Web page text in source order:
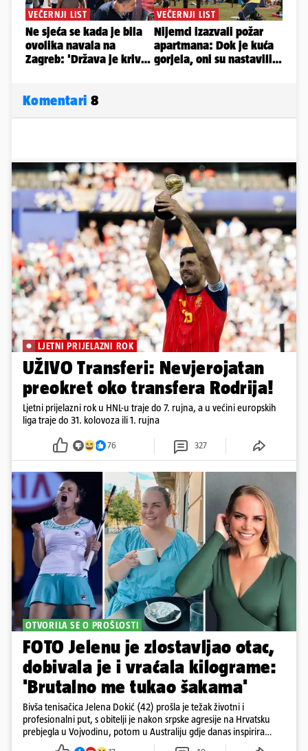
Komentari 8
LJETNI PRIJELAZNI ROK
UŽIVO Transferi: Nevjerojatan
preokret oko transfera Rodrija!
Ljetni prijelazni rok u HNL-u traje do 7. rujna, a u većini europskih
liga traje do 31. kolovoza ili 1. rujna
76 327
OTVORILA SE O PROŠLOSTI
FOTO Jelenu je zlostavljao otac,
dobivala je i vraćala kilograme:
'Brutalno me tukao šakama'
Bivša tenisačica Jelena Dokić (42) prošla je težak životni i
profesionalni put, s obitelji je nakon srpske agresije na Hrvatsku
prebjegla u Vojvodinu, potom u Australiju gdje danas inspirira